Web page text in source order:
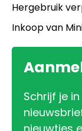
Hergebruik
Inkoop van
Schrijf je